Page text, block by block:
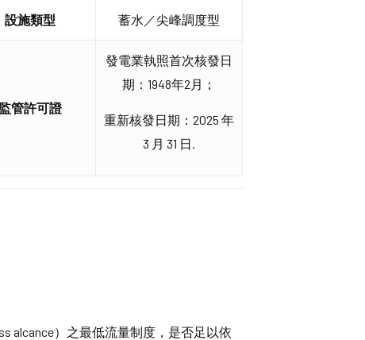
設施類型 蓄水／尖峰調度型
監管許可證
發電業執照首次核發日
期：1948年2月；
重新核發日期：2025 年
3 月 31 日.
alcance）之最低流量制度，是否足以依